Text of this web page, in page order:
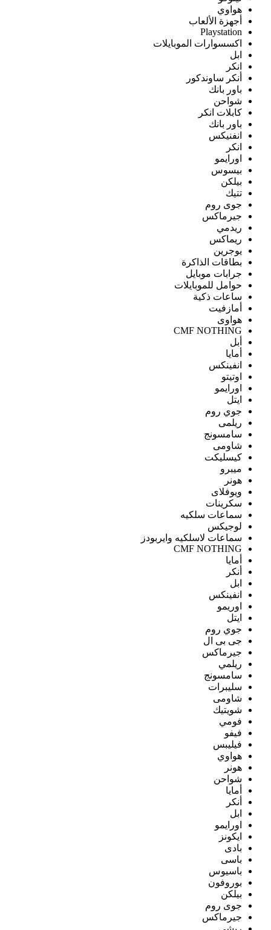
هواوي
أجهزة الألعاب
Playstation
اكسسوارات الموبايلات
ابل
انكر
أنكر ساوندكور
باور بانك
شواحن
كابلات انكر
باور بانك
انفنيكس
انكر
اورايمو
بيسوس
بيلكن
تتيك
جوى روم
جيرماكس
ريدمي
ريماكس
يوجرين
بطاقات الذاكرة
جرابات موبايل
حوامل للموبايلات
ساعات ذكية
أمازفيت
هواوى
CMF NOTHING
أبل
أمايا
انفينكس
اوتيتو
اورايمو
ايتل
جوي روم
ريلمى
سامسونج
شاومى
كيسليكت
ميبرو
هونر
ويوفلاى
سكرينات
سماعات سلكيه
لوجيكس
سماعات لاسلكيه وايربودز
CMF NOTHING
أمايا
أنكر
ابل
انفينكس
اوريمو
ايتل
جوي روم
جى بى ال
جيرماكس
ريلمي
سامسونج
سليبرات
شاومى
شويتيك
فومي
فيفو
فيليبس
هواوي
هونر
شواحن
أمايا
أنكر
ابل
اورايمو
ايكونز
بادى
باسى
باسيوس
بوروفون
بيلكن
جوى روم
جيرماكس